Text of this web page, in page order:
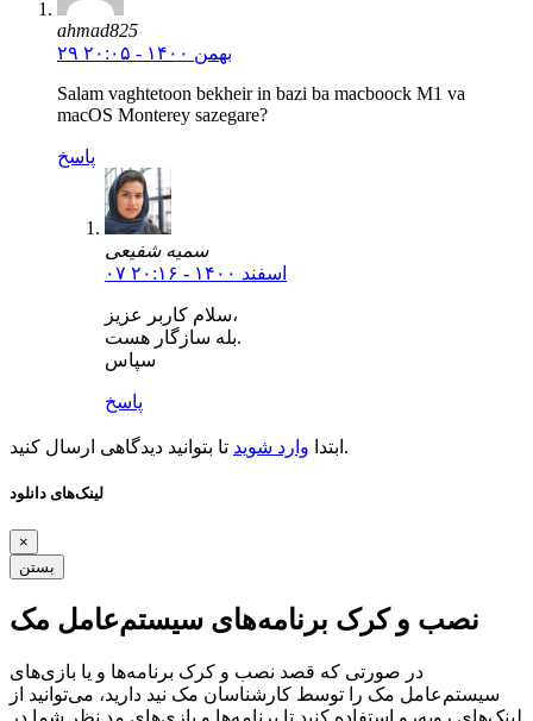
ahmad825
۲۹ بهمن ۱۴۰۰ - ۲۰:۰۵
Salam vaghtetoon bekheir in bazi ba macboock M1 va
macOS Monterey sazegare?
پاسخ
سمیه شفیعی
۰۷ اسفند ۱۴۰۰ - ۲۰:۱۶
سلام کاربر عزیز،
بله سازگار هست.
سپاس
پاسخ
ابتدا وارد شوید تا بتوانید دیدگاهی ارسال کنید.
لینک‌های دانلود
×
بستن
نصب و کرک برنامه‌های سیستم‌عامل مک
در صورتی که قصد نصب و کرک برنامه‌ها و یا بازی‌های
سیستم‌عامل مک را توسط کارشناسان مک نید دارید، می‌توانید از